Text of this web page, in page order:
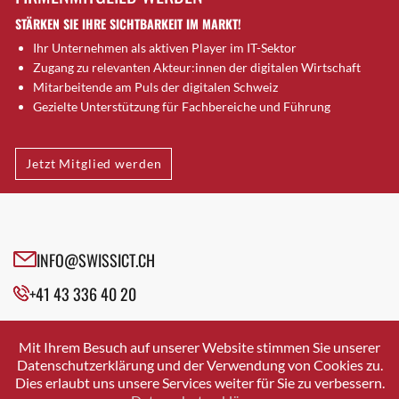
Dornach
Däniken
Dübendorf
Dürnten
Ebikon
Egg b. Zürich
Emmen
Ennetbaden
Fahrweid
Farnern
STÄRKEN SIE IHRE SICHTBARKEIT IM MARKT!
Ihr Unternehmen als aktiven Player im IT-Sektor
Zugang zu relevanten Akteur:innen der digitalen Wirtschaft
Mitarbeitende am Puls der digitalen Schweiz
Gezielte Unterstützung für Fachbereiche und Führung
Jetzt Mitglied werden
INFO@SWISSICT.CH
+41 43 336 40 20
SWISSICT
VULKANSTRASSE 120
8048 ZURICH
Mit Ihrem Besuch auf unserer Website stimmen Sie unserer
Datenschutzerklärung und der Verwendung von Cookies zu.
Dies erlaubt uns unsere Services weiter für Sie zu verbessern.